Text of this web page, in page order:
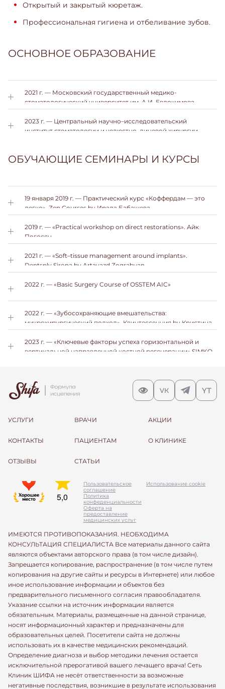
Открытый и закрытый кюретаж.
Профессиональная гигиена и отбеливание зубов.
ОСНОВНОЕ ОБРАЗОВАНИЕ
2021 г. — Московский государственный медико-
стоматологический университет им. А.И. Евдокимова —
врач–стоматолог.
2023 г. — Центральный научно–исследовательский
институт стоматологии и челюстно–лицевой хирургии.
ОБУЧАЮЩИЕ СЕМИНАРЫ И КУРСЫ
19 января 2019 г. — Практический курс «Коффердам — это
легко». Zen Courses by Ирада Бабашева
2019 г. — «Practical workshop on direct restorations». Айк
Погосян
2021 г. — «Soft–tissue management around implants».
Dentsply Sirona by Artavazd Zograbyan
2022 г. — «Basic Surgery Course of OSSTEM AIC»
2022 г. — «Зубосохраняющие вмешательства:
микрохирургический подход». Квинтессенция by Кристина
Бадалян
2023 г. — «Ключевые факторы успеха горизонтальной и
вертикальной направленной костной регенерации» SIMKO
УСЛУГИ ВРАЧИ АКЦИИ
КОНТАКТЫ ПАЦИЕНТАМ О КЛИНИКЕ
ОТЗЫВЫ СТАТЬИ
Пользовательское
соглашение
Политика
конфеденциальности
Оферта на
предоставление
медицинских услуг
Использование cookie
ИМЕЮТСЯ ПРОТИВОПОКАЗАНИЯ. НЕОБХОДИМА
КОНСУЛЬТАЦИЯ СПЕЦИАЛИСТА Все материалы данного сайта
являются объектами авторского права (в том числе дизайн).
Запрещается копирование, распространение (в том числе путем
копирования на другие сайты и ресурсы в Интернете) или любое
иное использование информации и объектов без
предварительного письменного согласия правообладателя.
Указание ссылки на источник информации является
обязательным. Материалы, размещенные на данной странице,
носят информационный характер и предназначены для
образовательных целей. Посетители сайта не должны
использовать их в качестве медицинских рекомендаций.
Определение диагноза и выбор методики лечения остается
исключительной прерогативой вашего лечащего врача! Сеть
Клиник ШИФА не несёт ответственности за возможные
негативные последствия, возникшие в результате использования